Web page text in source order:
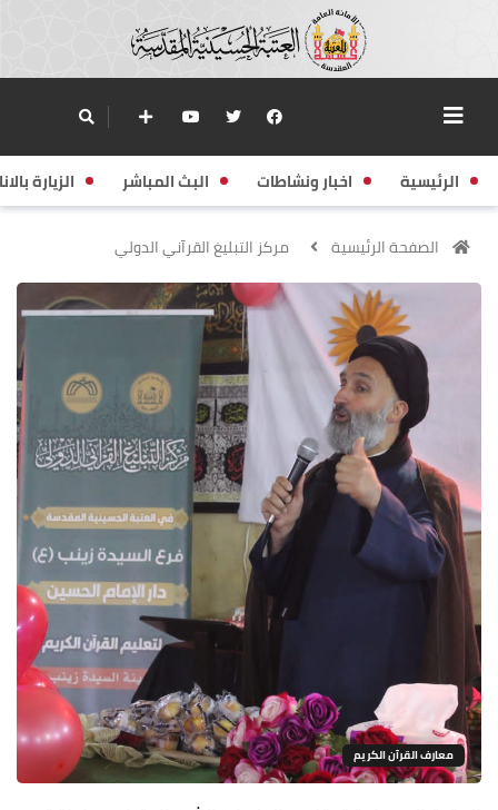
الرئيسية اخبار ونشاطات البث المباشر الزيارة
الصفحة الرئيسية مركز التبليغ القرآني الدولي
معارف القرآن الكريم